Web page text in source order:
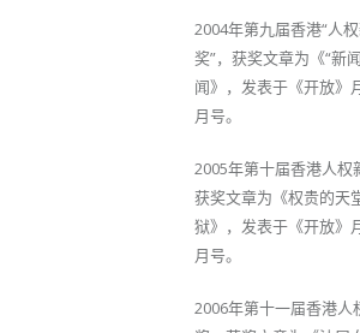
2004年第九届香港“人
奖”，获奖文章为《“新
闻》，发表于《开放》
月号。
2005年第十届香港人权
获奖文章为《权贵的天
狱》，发表于《开放》
月号。
2006年第十一届香港人